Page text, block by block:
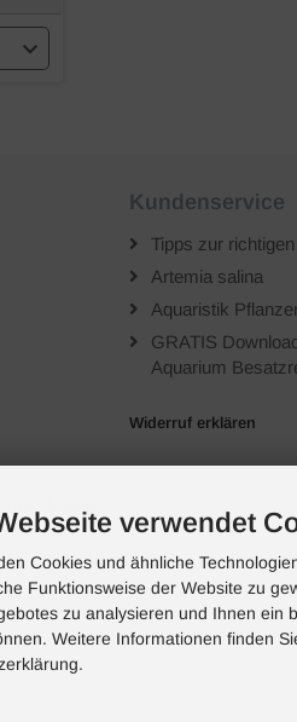
Messe
Kundenservice
Tipps zur
Artemia salina
Aquaristik
GRATIS
Aquarium
Widerruf erklären
verwendet
Cookies und ähnliche
Funktionsweise der Website zu
zu analysieren und Ihnen ein
Weitere Informationen finden